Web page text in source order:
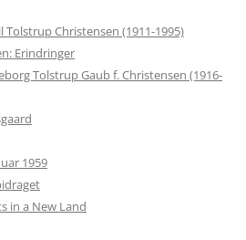
Christensen (1911-1995)
Erindringer
Tolstrup Gaub f. Christensen (1916-
1959
in a New Land